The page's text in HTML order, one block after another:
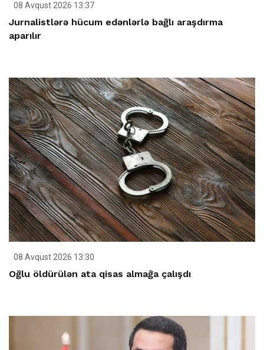
08 Avqust 2026 13:37
Jurnalistlərə hücum edənlərlə bağlı araşdırma
aparılır
08 Avqust 2026 13:30
Oğlu öldürülən ata qisas almağa çalışdı